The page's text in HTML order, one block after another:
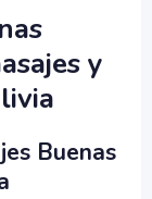
y
Buenas